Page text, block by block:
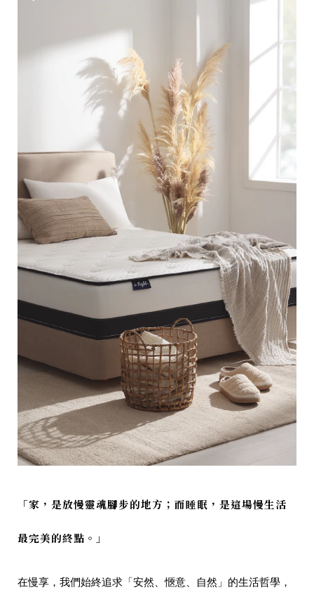
「家，是放慢靈魂腳步的地方；而睡眠，是這場慢生活
最完美的終點。」
在慢享，我們始終追求「安然、愜意、自然」的生活哲學，